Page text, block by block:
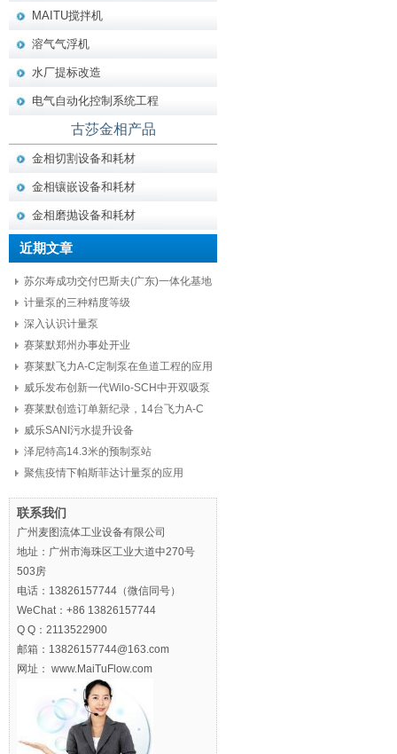
MAITU搅拌机
溶气气浮机
水厂提标改造
电气自动化控制系统工程
古莎金相产品
金相切割设备和耗材
金相镶嵌设备和耗材
金相磨抛设备和耗材
近期文章
苏尔寿成功交付巴斯夫(广东)一体化基地
项目核心设备
计量泵的三种精度等级
深入认识计量泵
赛莱默郑州办事处开业
赛莱默飞力A-C定制泵在鱼道工程的应用
威乐发布创新一代Wilo-SCH中开双吸泵
赛莱默创造订单新纪录，14台飞力A-C
定制泵，8亿元
威乐SANI污水提升设备
泽尼特高14.3米的预制泵站
聚焦疫情下帕斯菲达计量泵的应用
联系我们
广州麦图流体工业设备有限公司
地址：广州市海珠区工业大道中270号
503房
电话：13826157744（微信同号）
WeChat：+86 13826157744
Q Q：2113522900
邮箱：13826157744@163.com
网址： www.MaiTuFlow.com